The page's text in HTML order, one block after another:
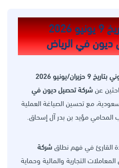
تحديث قانوني بتاريخ 9 يونيو 2026
في الرياض
يونيو 2026
عنشركة تحصيل ديون في
مع تحسين الصياغة العملية
مؤيد بن بدر آل إسحاق.
القارئ في فهم نطاقشركة
التجارية والمالية وحماية